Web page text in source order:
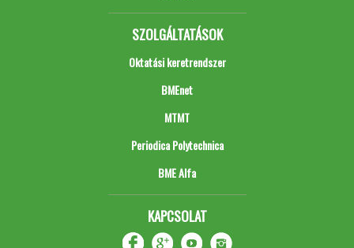
SZOLGÁLTATÁSOK
Oktatási keretrendszer
BMEnet
MTMT
Periodica Polytechnica
BME Alfa
KAPCSOLAT